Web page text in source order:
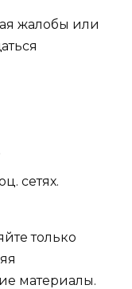
жалобы или
сетях.
только
материалы.